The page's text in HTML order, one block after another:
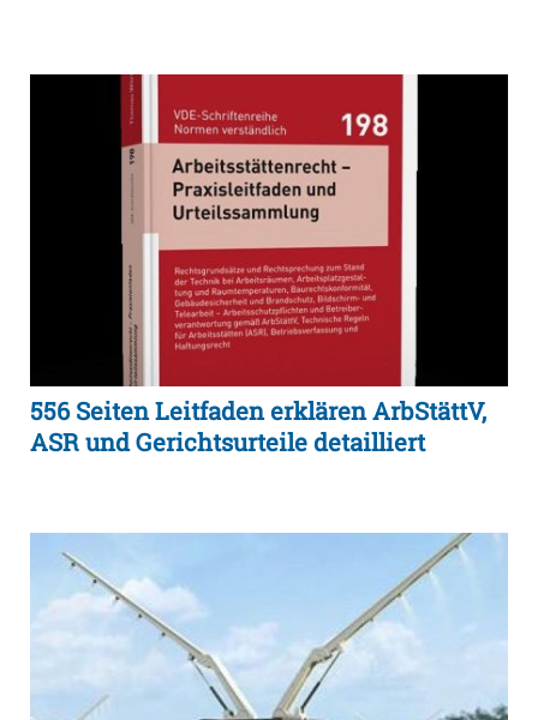
556 Seiten Leitfaden erklären ArbStättV,
ASR und Gerichtsurteile detailliert